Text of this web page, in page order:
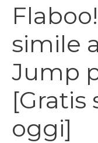
simile
Jump
[Gratis
oggi]